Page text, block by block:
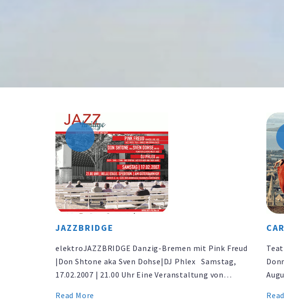
JAZZBRIDGE
elektroJAZZBRIDGE Danzig-Bremen mit Pink Freud
|Don Shtone aka Sven Dohse|DJ Phlex Samstag,
17.02.2007 | 21.00 Uhr Eine Veranstaltung von
elektroJAZZBRIDGE Danzig-Bremen gibt mit der
Read More